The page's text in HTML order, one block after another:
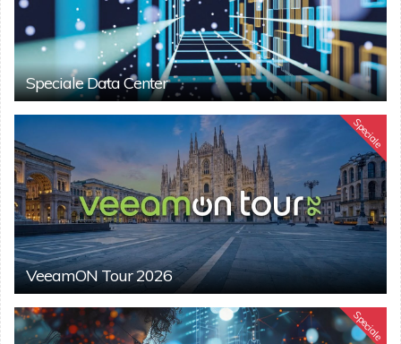
Speciale Data Center
Speciale
VeeamON Tour 2026
Speciale